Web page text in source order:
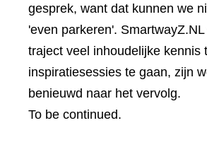
gesprek, want dat kunnen we
'even parkeren'.
traject veel inhoudelijke kennis
inspiratiesessies te gaan, zijn
benieuwd naar het vervolg.
To be continued.